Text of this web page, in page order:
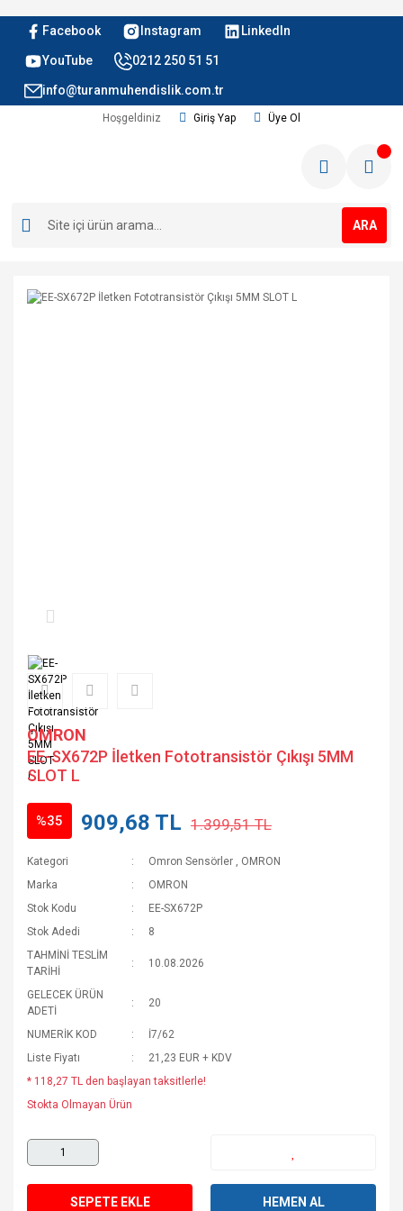
Facebook Instagram LinkedIn
YouTube 0212 250 51 51
info@turanmuhendislik.com.tr
Hoşgeldiniz Giriş Yap Üye Ol
ARA
OMRON
EE-SX672P İletken Fototransistör Çıkışı 5MM
SLOT L
%35 909,68 TL 1.399,51 TL
Kategori Omron Sensörler , OMRON
Marka
OMRON
Stok Kodu
EE-SX672P
Stok Adedi
8
TAHMİNİ TESLİM
TARİHİ
10.08.2026
GELECEK ÜRÜN
ADETİ
20
NUMERİK KOD
İ7/62
Liste Fiyatı
21,23 EUR + KDV
* 118,27 TL den başlayan taksitlerle!
Stokta Olmayan Ürün
SEPETE EKLE HEMEN AL